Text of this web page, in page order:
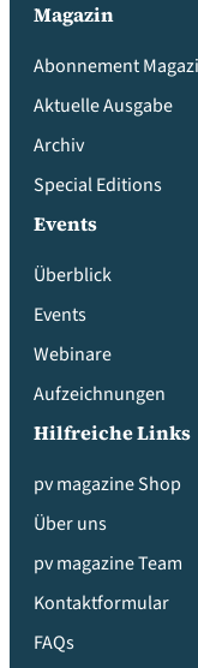
Magazin
Abonnement
Aktuelle Ausgabe
Archiv
Special Editions
Events
Überblick
Events
Webinare
Aufzeichnungen
Hilfreiche Links
pv magazine Shop
Über uns
pv magazine Team
Kontaktformular
FAQs